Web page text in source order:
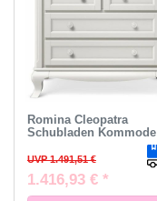
Romina Cleopatra
Schubladen Kommode
UVP 1.491,51 €
1.416,93 € *